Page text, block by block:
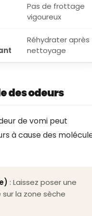
Pas de frottage
vigoureux
Réhydrater après
nettoyage
des odeurs
de vomi peut
à cause des
: Laissez poser une
la zone sèche